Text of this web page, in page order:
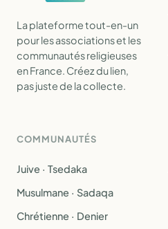
La plateforme tout-en-un
pour les associations et les
communautés religieuses
en France. Créez du lien,
pas juste de la collecte.
COMMUNAUTÉS
Juive · Tsedaka
Musulmane · Sadaqa
Chrétienne · Denier